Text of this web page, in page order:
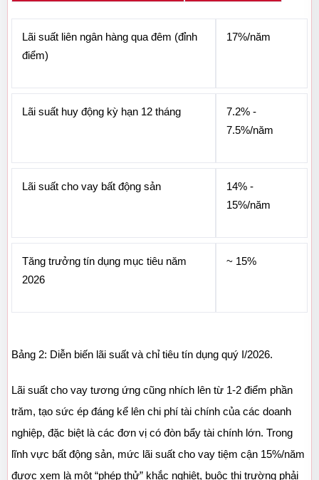
Lãi suất liên ngân hàng qua đêm (đỉnh
điểm)
17%/năm
Lãi suất huy động kỳ hạn 12 tháng
7.2% -
7.5%/năm
Lãi suất cho vay bất động sản
14% -
15%/năm
Tăng trưởng tín dụng mục tiêu năm
2026
~ 15%
Bảng 2: Diễn biến lãi suất và chỉ tiêu tín dụng quý I/2026.
Lãi suất cho vay tương ứng cũng nhích lên từ 1-2 điểm phần
trăm, tạo sức ép đáng kể lên chi phí tài chính của các doanh
nghiệp, đặc biệt là các đơn vị có đòn bẩy tài chính lớn. Trong
lĩnh vực bất động sản, mức lãi suất cho vay tiệm cận 15%/năm
được xem là một “phép thử” khắc nghiệt, buộc thị trường phải